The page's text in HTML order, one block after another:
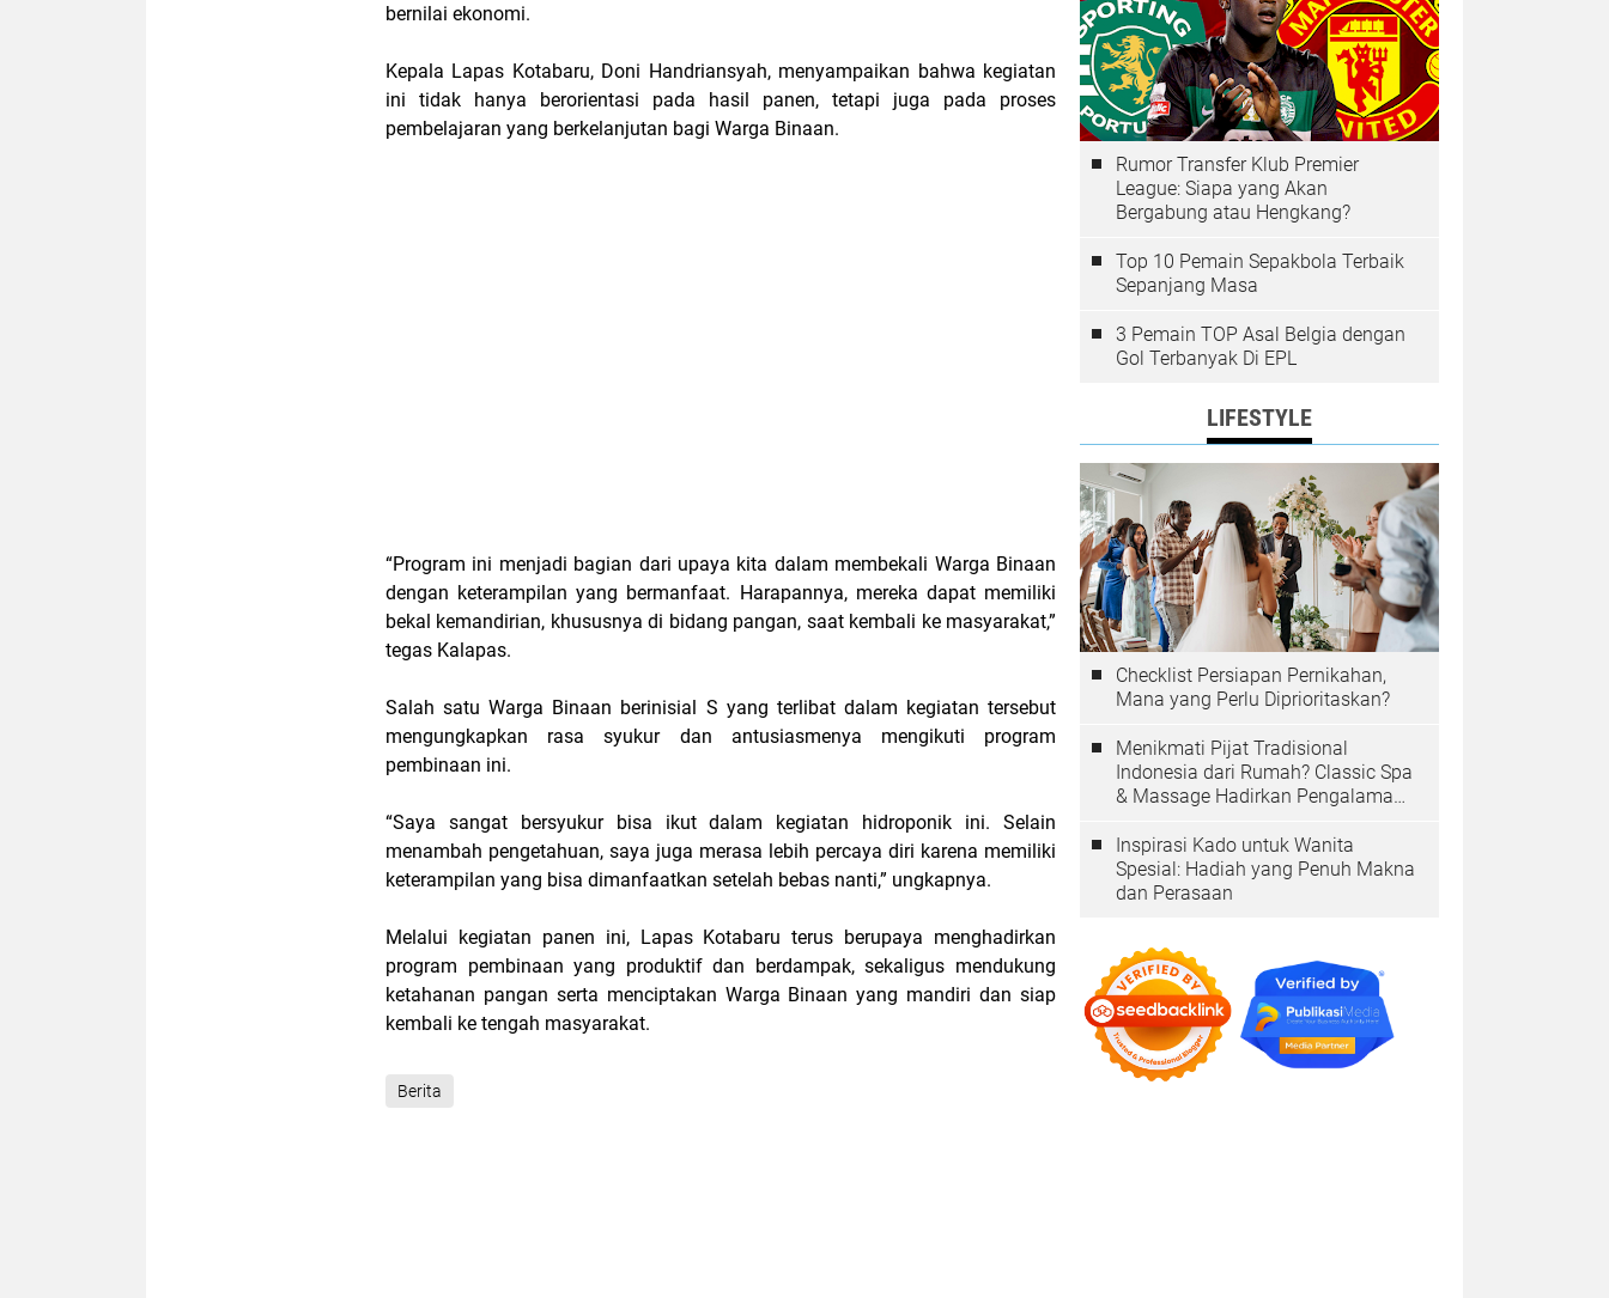
bernilai ekonomi.
Kepala Lapas Kotabaru, Doni Handriansyah, menyampaikan bahwa kegiatan
ini tidak hanya berorientasi pada hasil panen, tetapi juga pada proses
pembelajaran yang berkelanjutan bagi Warga Binaan.
“Program ini menjadi bagian dari upaya kita dalam membekali Warga Binaan
dengan keterampilan yang bermanfaat. Harapannya, mereka dapat memiliki
bekal kemandirian, khususnya di bidang pangan, saat kembali ke masyarakat,”
tegas Kalapas.
Salah satu Warga Binaan berinisial S yang terlibat dalam kegiatan tersebut
mengungkapkan rasa syukur dan antusiasmenya mengikuti program
pembinaan ini.
“Saya sangat bersyukur bisa ikut dalam kegiatan hidroponik ini. Selain
menambah pengetahuan, saya juga merasa lebih percaya diri karena memiliki
keterampilan yang bisa dimanfaatkan setelah bebas nanti,” ungkapnya.
Melalui kegiatan panen ini, Lapas Kotabaru terus berupaya menghadirkan
program pembinaan yang produktif dan berdampak, sekaligus mendukung
ketahanan pangan serta menciptakan Warga Binaan yang mandiri dan siap
kembali ke tengah masyarakat.
Berita
Rumor Transfer Klub Premier
League: Siapa yang Akan
Bergabung atau Hengkang?
Top 10 Pemain Sepakbola Terbaik
Sepanjang Masa
3 Pemain TOP Asal Belgia dengan
Gol Terbanyak Di EPL
LIFESTYLE
Checklist Persiapan Pernikahan,
Mana yang Perlu Diprioritaskan?
Menikmati Pijat Tradisional
Indonesia dari Rumah? Classic Spa
& Massage Hadirkan Pengalaman
Inspirasi Kado untuk Wanita
Spesial: Hadiah yang Penuh Makna
dan Perasaan